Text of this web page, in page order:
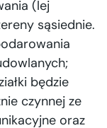
(lej
sąsiednie.
będzie
czynnej ze
oraz